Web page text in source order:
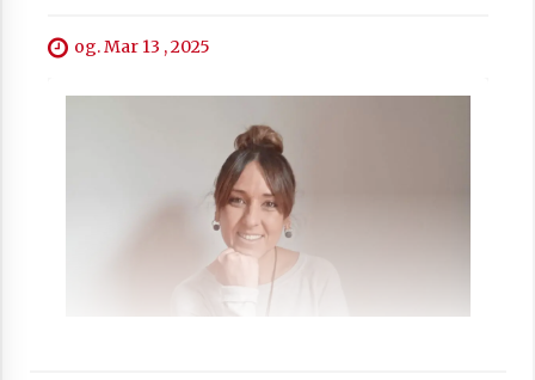
og. Mar 13 , 2025